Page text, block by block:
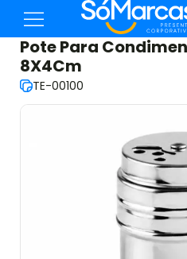
Pote Para
8X4Cm
TE-00100